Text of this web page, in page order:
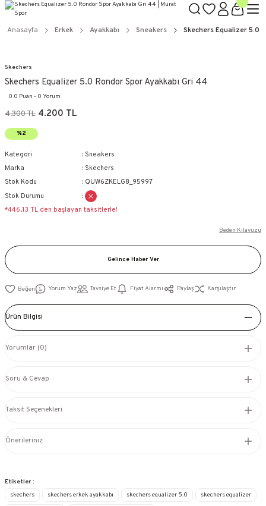
Anasayfa Erkek Ayakkabı Sneakers Skechers Equalizer 5.0
Skechers
Skechers Equalizer 5.0 Rondor Spor Ayakkabı Gri 44
0.0 Puan - 0 Yorum
4.300 TL 4.200 TL
%2
Kategori
Sneakers
Marka
Skechers
Stok Kodu
QUW6ZKELG8_95997
Stok Durumu
*446,13 TL den başlayan taksitlerle!
Beden Kılavuzu
Gelince Haber Ver
Yorum Yaz Tavsiye Et Fiyat Alarmı Paylaş Karşılaştır
Ürün Bilgisi
Yorumlar (0)
Soru & Cevap
Taksit Seçenekleri
Önerileriniz
Etiketler :
skechers
skechers erkek ayakkabı skechers equalizer 5.0 skechers equalizer